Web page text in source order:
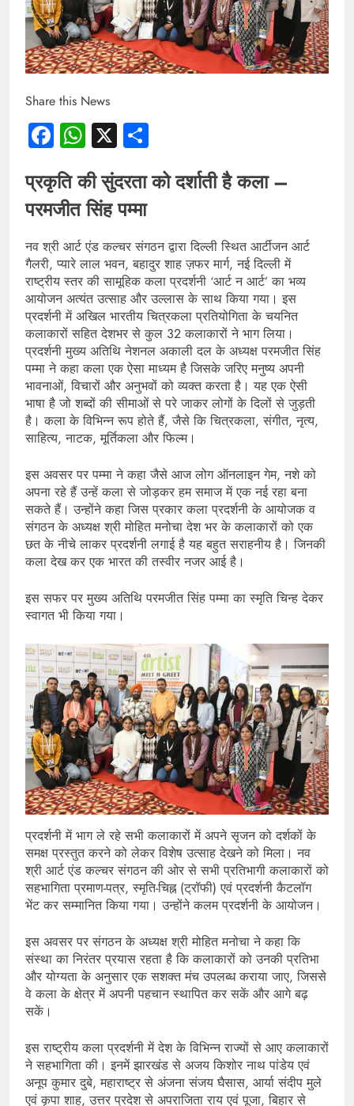
Share this News
Facebook
WhatsApp
X
प्रकृति की सुंदरता को दर्शाती है कला –
परमजीत सिंह पम्मा
नव श्री आर्ट एंड कल्चर संगठन द्वारा दिल्ली स्थित आर्टीजन आर्ट
गैलरी, प्यारे लाल भवन, बहादुर शाह ज़फर मार्ग, नई दिल्ली में
राष्ट्रीय स्तर की सामूहिक कला प्रदर्शनी ‘आर्ट न आर्ट’ का भव्य
आयोजन अत्यंत उत्साह और उल्लास के साथ किया गया। इस
प्रदर्शनी में अखिल भारतीय चित्रकला प्रतियोगिता के चयनित
कलाकारों सहित देशभर से कुल 32 कलाकारों ने भाग लिया।
प्रदर्शनी मुख्य अतिथि नेशनल अकाली दल के अध्यक्ष परमजीत सिंह
पम्मा ने कहा कला एक ऐसा माध्यम है जिसके जरिए मनुष्य अपनी
भावनाओं, विचारों और अनुभवों को व्यक्त करता है। यह एक ऐसी
भाषा है जो शब्दों की सीमाओं से परे जाकर लोगों के दिलों से जुड़ती
है। कला के विभिन्न रूप होते हैं, जैसे कि चित्रकला, संगीत, नृत्य,
साहित्य, नाटक, मूर्तिकला और फिल्म।
इस अवसर पर पम्मा ने कहा जैसे आज लोग ऑनलाइन गेम, नशे को
अपना रहे हैं उन्हें कला से जोड़कर हम समाज में एक नई रहा बना
सकते हैं। उन्होंने कहा जिस प्रकार कला प्रदर्शनी के आयोजक व
संगठन के अध्यक्ष श्री मोहित मनोचा देश भर के कलाकारों को एक
छत के नीचे लाकर प्रदर्शनी लगाई है यह बहुत सराहनीय है। जिनकी
कला देख कर एक भारत की तस्वीर नजर आई है।
इस सफर पर मुख्य अतिथि परमजीत सिंह पम्मा का स्मृति चिन्ह देकर
स्वागत भी किया गया।
प्रदर्शनी में भाग ले रहे सभी कलाकारों में अपने सृजन को दर्शकों के
समक्ष प्रस्तुत करने को लेकर विशेष उत्साह देखने को मिला। नव
श्री आर्ट एंड कल्चर संगठन की ओर से सभी प्रतिभागी कलाकारों को
सहभागिता प्रमाण-पत्र, स्मृति-चिह्न (ट्रॉफी) एवं प्रदर्शनी कैटलॉग
भेंट कर सम्मानित किया गया। उन्होंने कलम प्रदर्शनी के आयोजन।
इस अवसर पर संगठन के अध्यक्ष श्री मोहित मनोचा ने कहा कि
संस्था का निरंतर प्रयास रहता है कि कलाकारों को उनकी प्रतिभा
और योग्यता के अनुसार एक सशक्त मंच उपलब्ध कराया जाए, जिससे
वे कला के क्षेत्र में अपनी पहचान स्थापित कर सकें और आगे बढ़
सकें।
इस राष्ट्रीय कला प्रदर्शनी में देश के विभिन्न राज्यों से आए कलाकारों
ने सहभागिता की। इनमें झारखंड से अजय किशोर नाथ पांडेय एवं
अनूप कुमार दुबे, महाराष्ट्र से अंजना संजय घैसास, आर्या संदीप मुले
एवं कृपा शाह, उत्तर प्रदेश से अपराजिता राय एवं पूजा, बिहार से